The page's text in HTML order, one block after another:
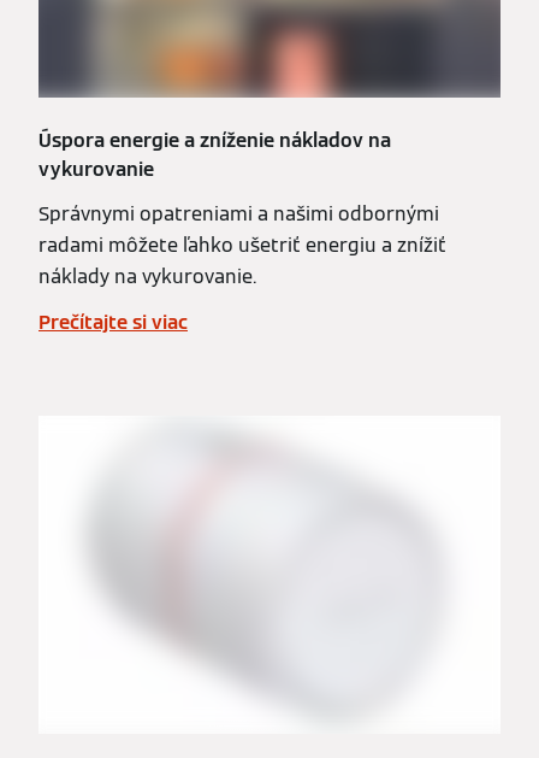
Úspora energie a zníženie nákladov na
vykurovanie
Správnymi opatreniami a našimi odbornými
radami môžete ľahko ušetriť energiu a znížiť
náklady na vykurovanie.
Prečítajte si viac